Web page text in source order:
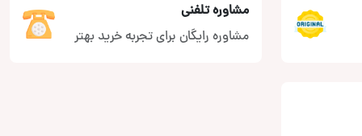
مشاوره تلفنی
مشاوره رایگان برای تجربه خرید بهتر